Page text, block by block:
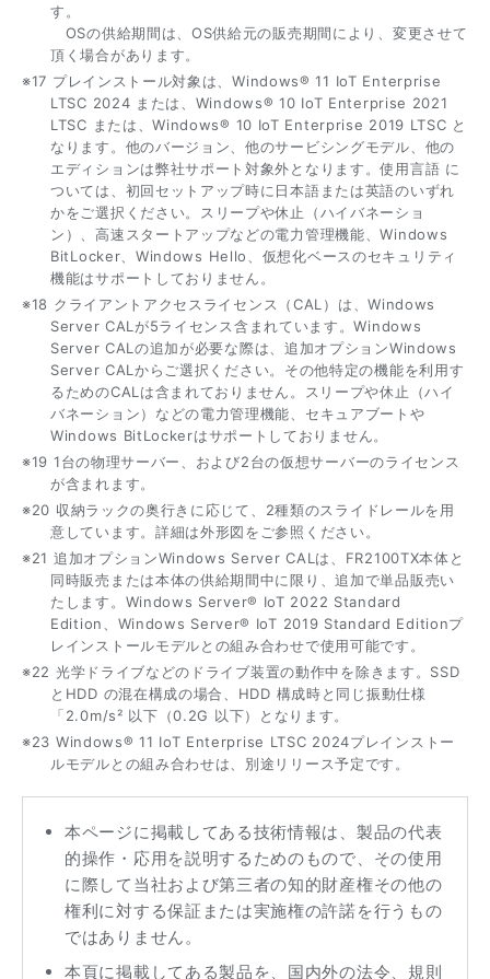
す。
OSの供給期間は、OS供給元の販売期間により、変更させて
頂く場合があります。
※17 プレインストール対象は、Windows® 11 IoT Enterprise
LTSC 2024 または、Windows® 10 IoT Enterprise 2021
LTSC または、Windows® 10 IoT Enterprise 2019 LTSC と
なります。他のバージョン、他のサービシングモデル、他の
エディションは弊社サポート対象外となります。使用言語 に
ついては、初回セットアップ時に日本語または英語のいずれ
かをご選択ください。スリープや休止（ハイバネーショ
ン）、高速スタートアップなどの電力管理機能、Windows
BitLocker、Windows Hello、仮想化ベースのセキュリティ
機能はサポートしておりません。
※18 クライアントアクセスライセンス（CAL）は、Windows
Server CALが5ライセンス含まれています。Windows
Server CALの追加が必要な際は、追加オプションWindows
Server CALからご選択ください。その他特定の機能を利用す
るためのCALは含まれておりません。スリープや休止（ハイ
バネーション）などの電力管理機能、セキュアブートや
Windows BitLockerはサポートしておりません。
※19 1台の物理サーバー、および2台の仮想サーバーのライセンス
が含まれます。
※20 収納ラックの奥行きに応じて、2種類のスライドレールを用
意しています。詳細は外形図をご参照ください。
※21 追加オプションWindows Server CALは、FR2100TX本体と
同時販売または本体の供給期間中に限り、追加で単品販売い
たします。Windows Server® IoT 2022 Standard
Edition、Windows Server® IoT 2019 Standard Editionプ
レインストールモデルとの組み合わせで使用可能です。
※22 光学ドライブなどのドライブ装置の動作中を除きます。SSD
とHDD の混在構成の場合、HDD 構成時と同じ振動仕様
「2.0m/s² 以下（0.2G 以下）となります。
※23 Windows® 11 IoT Enterprise LTSC 2024プレインストー
ルモデルとの組み合わせは、別途リリース予定です。
本ページに掲載してある技術情報は、製品の代表
的操作・応用を説明するためのもので、その使用
に際して当社および第三者の知的財産権その他の
権利に対する保証または実施権の許諾を行うもの
ではありません。
本頁に掲載してある製品を、国内外の法令、規則